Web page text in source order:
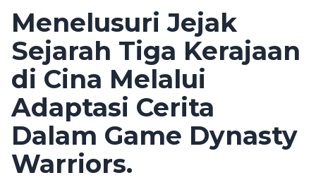
Menelusuri Jejak
Sejarah Tiga Kerajaan
di Cina Melalui
Adaptasi Cerita
Dalam Game Dynasty
Warriors.